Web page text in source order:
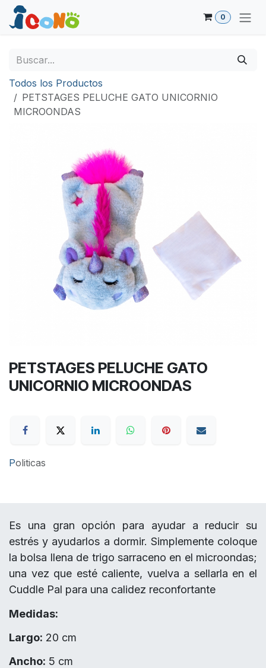
Ir al contenido
0
Todos los Productos
PETSTAGES PELUCHE GATO UNICORNIO
MICROONDAS
PETSTAGES PELUCHE GATO
UNICORNIO MICROONDAS
Politicas
Es una gran opción para ayudar a reducir su
estrés y ayudarlos a dormir. Simplemente coloque
la bolsa llena de trigo sarraceno en el microondas;
una vez que esté caliente, vuelva a sellarla en el
Cuddle Pal para una calidez reconfortante
Medidas:
Largo: 20 cm
Ancho: 5 cm